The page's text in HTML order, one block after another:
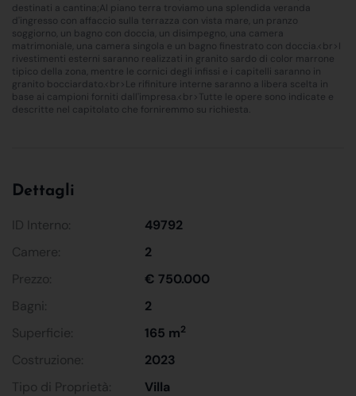
destinati a cantina;Al piano terra troviamo una splendida veranda
d'ingresso con affaccio sulla terrazza con vista mare, un pranzo
soggiorno, un bagno con doccia, un disimpegno, una camera
matrimoniale, una camera singola e un bagno finestrato con doccia.<br>I
rivestimenti esterni saranno realizzati in granito sardo di color marrone
tipico della zona, mentre le cornici degli infissi e i capitelli saranno in
granito bocciardato.<br>Le rifiniture interne saranno a libera scelta in
base ai campioni forniti dall'impresa.<br>Tutte le opere sono indicate e
descritte nel capitolato che forniremmo su richiesta.
Dettagli
ID Interno:
49792
Camere:
2
Prezzo:
€ 750.000
Bagni:
2
Superficie:
165 m2
Costruzione:
2023
Tipo di Proprietà:
Villa